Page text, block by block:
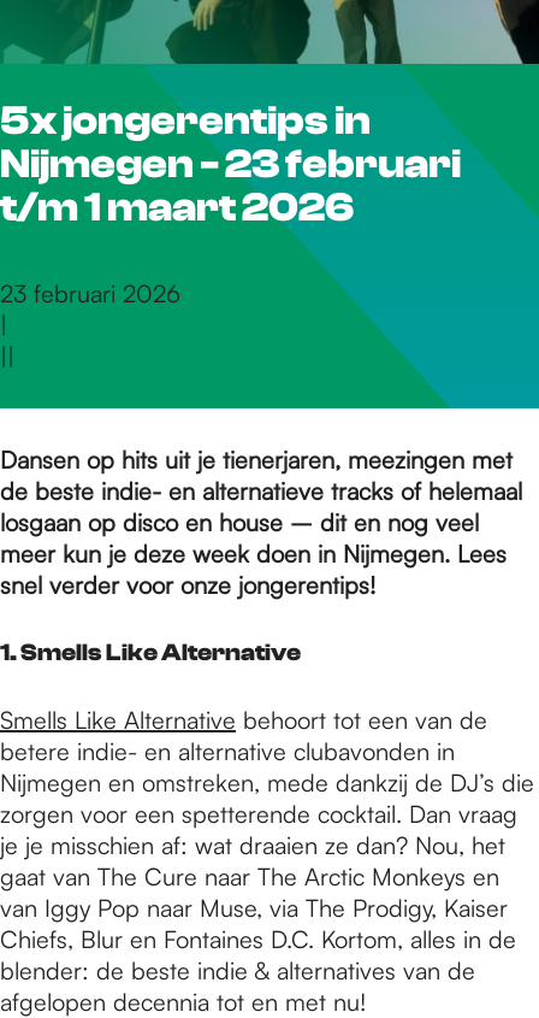
r
d
e
o
m
e
p
a
g
e
5x jongerentips in
Nijmegen - 23 februari
t/m 1 maart 2026
23 februari 2026
|
||
Dansen op hits uit je tienerjaren, meezingen met
de beste indie- en alternatieve tracks of helemaal
losgaan op disco en house – dit en nog veel
meer kun je deze week doen in Nijmegen. Lees
snel verder voor onze jongerentips!
1. Smells Like Alternative
Smells Like Alternative behoort tot een van de
betere indie- en alternative clubavonden in
Nijmegen en omstreken, mede dankzij de DJ’s die
zorgen voor een spetterende cocktail. Dan vraag
je je misschien af: wat draaien ze dan? Nou, het
gaat van The Cure naar The Arctic Monkeys en
van Iggy Pop naar Muse, via The Prodigy, Kaiser
Chiefs, Blur en Fontaines D.C. Kortom, alles in de
blender: de beste indie & alternatives van de
afgelopen decennia tot en met nu!